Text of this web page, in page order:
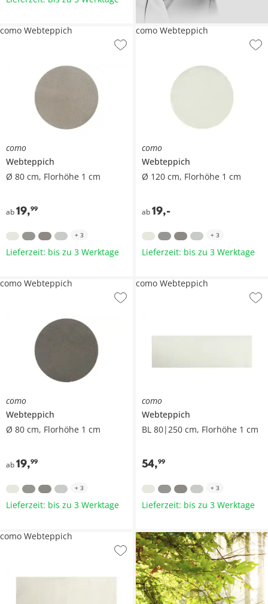
como
Webteppich
Ø 80 cm, Florhöhe 1 cm
ab19,99
como Webteppich
+ 3
Lieferzeit: bis zu 3 Werktage
como
Webteppich
Ø 120 cm, Florhöhe 1 cm
ab 19,-
como Webteppich
+ 3
Lieferzeit: bis zu 3 Werktage
como
Webteppich
Ø 80 cm, Florhöhe 1 cm
ab19,99
como Webteppich
+ 3
Lieferzeit: bis zu 3 Werktage
como
Webteppich
BL 80|250 cm, Florhöhe 1 cm
54,99
como Webteppich
+ 3
Lieferzeit: bis zu 3 Werktage
como Webteppich